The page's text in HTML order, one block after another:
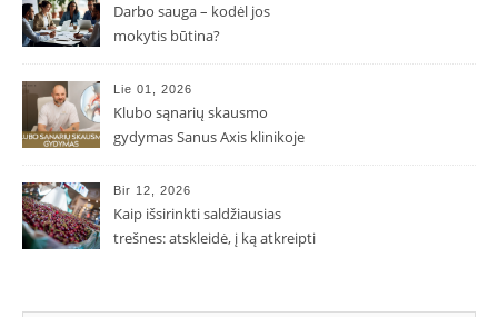
Darbo sauga – kodėl jos
mokytis būtina?
Lie 01, 2026
Klubo sąnarių skausmo
gydymas Sanus Axis klinikoje
Bir 12, 2026
Kaip išsirinkti saldžiausias
trešnes: atskleidė, į ką atkreipti